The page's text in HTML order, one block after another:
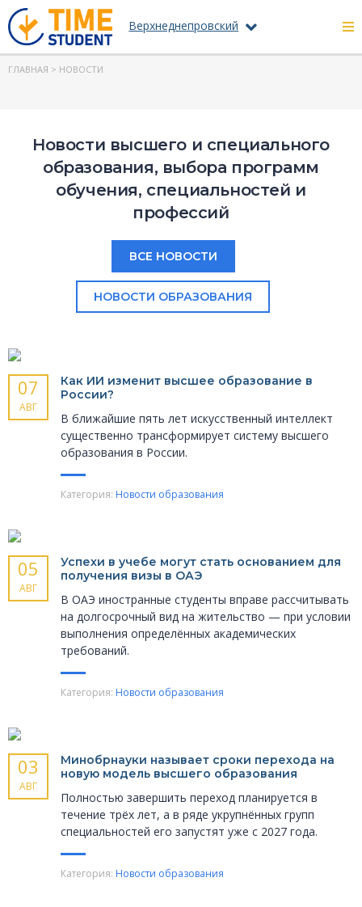
Верхнеднепровский
ГЛАВНАЯ > НОВОСТИ
Новости высшего и специального
образования, выбора программ
обучения, специальностей и
профессий
ВСЕ НОВОСТИ
НОВОСТИ ОБРАЗОВАНИЯ
07
АВГ
Как ИИ изменит высшее образование в
России?
В ближайшие пять лет искусственный интеллект
существенно трансформирует систему высшего
образования в России.
Категория: Новости образования
05
АВГ
Успехи в учебе могут стать основанием для
получения визы в ОАЭ
В ОАЭ иностранные студенты вправе рассчитывать
на долгосрочный вид на жительство — при условии
выполнения определённых академических
требований.
Категория: Новости образования
03
АВГ
Минобрнауки называет сроки перехода на
новую модель высшего образования
Полностью завершить переход планируется в
течение трёх лет, а в ряде укрупнённых групп
специальностей его запустят уже с 2027 года.
Категория: Новости образования